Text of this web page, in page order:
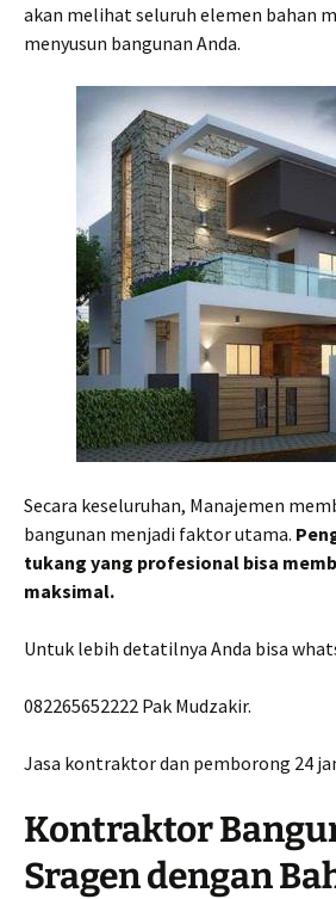
akan melihat seluruh elemen bahan
menyusun bangunan Anda.
Secara keseluruhan, Manajemen
bangunan menjadi faktor utama.
tukang yang profesional bisa
maksimal.
Untuk lebih detatilnya Anda bisa
082265652222 Pak Mudzakir.
Jasa kontraktor dan pemborong 24
Kontraktor
Sragen dengan